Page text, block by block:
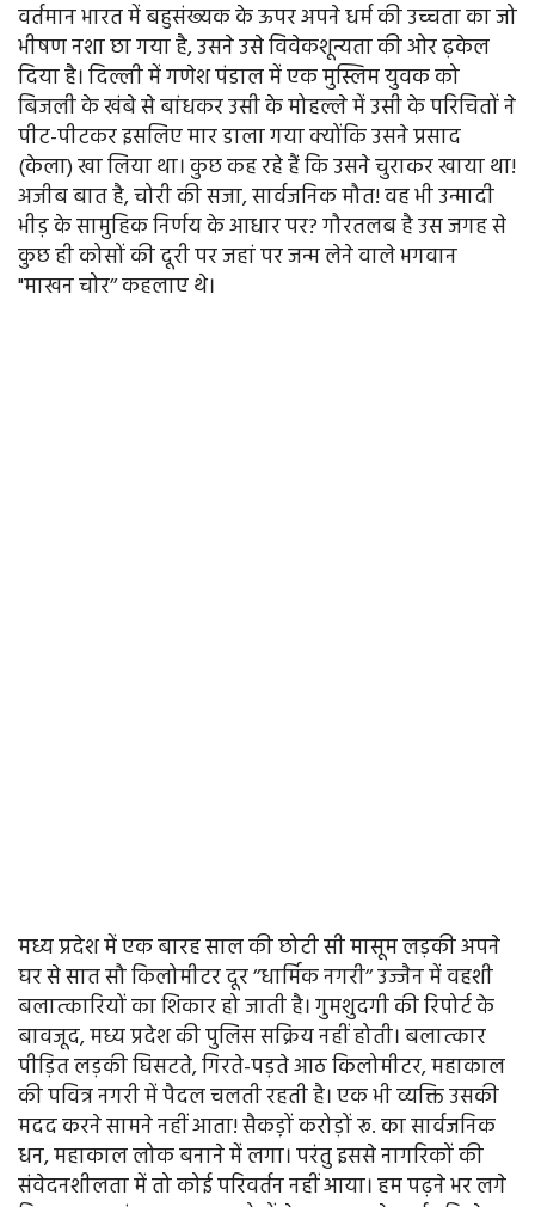
वर्तमान भारत में बहुसंख्यक के ऊपर अपने धर्म की उच्चता का जो
भीषण नशा छा गया है, उसने उसे विवेकशून्यता की ओर ढ़केल
दिया है। दिल्ली में गणेश पंडाल में एक मुस्लिम युवक को
बिजली के खंबे से बांधकर उसी के मोहल्ले में उसी के परिचितों ने
पीट-पीटकर इसलिए मार डाला गया क्योंकि उसने प्रसाद
(केला) खा लिया था। कुछ कह रहे हैं कि उसने चुराकर खाया था!
अजीब बात है, चोरी की सजा, सार्वजनिक मौत! वह भी उन्मादी
भीड़ के सामुहिक निर्णय के आधार पर? गौरतलब है उस जगह से
कुछ ही कोसों की दूरी पर जहां पर जन्म लेने वाले भगवान
"माखन चोर’’ कहलाए थे।
मध्य प्रदेश में एक बारह साल की छोटी सी मासूम लड़की अपने
घर से सात सौ किलोमीटर दूर ’’धार्मिक नगरी’’ उज्जैन में वहशी
बलात्कारियों का शिकार हो जाती है। गुमशुदगी की रिपोर्ट के
बावजूद, मध्य प्रदेश की पुलिस सक्रिय नहीं होती। बलात्कार
पीड़ित लड़की घिसटते, गिरते-पड़ते आठ किलोमीटर, महाकाल
की पवित्र नगरी में पैदल चलती रहती है। एक भी व्यक्ति उसकी
मदद करने सामने नहीं आता! सैकड़़ों करोड़ों रू. का सार्वजनिक
धन, महाकाल लोक बनाने में लगा। परंतु इससे नागरिकों की
संवेदनशीलता में तो कोई परिवर्तन नहीं आया। हम पढ़ने भर लगे